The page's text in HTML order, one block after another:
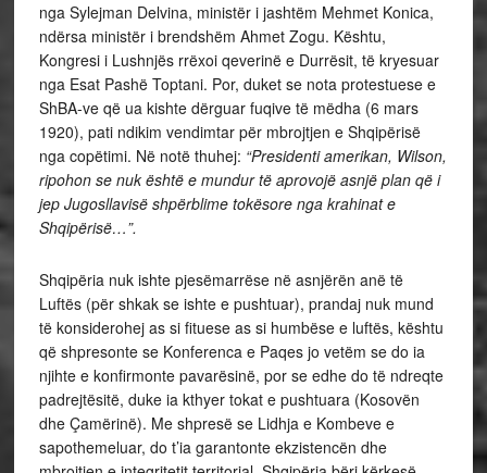
nga Sylejman Delvina, ministër i jashtëm Mehmet Konica,
ndërsa ministër i brendshëm Ahmet Zogu. Kështu,
Kongresi i Lushnjës rrëxoi qeverinë e Durrësit, të kryesuar
nga Esat Pashë Toptani. Por, duket se nota protestuese e
ShBA-ve që ua kishte dërguar fuqive të mëdha (6 mars
1920), pati ndikim vendimtar për mbrojtjen e Shqipërisë
nga copëtimi. Në notë thuhej: “Presidenti amerikan, Wilson,
ripohon se nuk është e mundur të aprovojë asnjë plan që i
jep Jugosllavisë shpërblime tokësore nga krahinat e
Shqipërisë…”.
Shqipëria nuk ishte pjesëmarrëse në asnjërën anë të
Luftës (për shkak se ishte e pushtuar), prandaj nuk mund
të konsiderohej as si fituese as si humbëse e luftës, kështu
që shpresonte se Konferenca e Paqes jo vetëm se do ia
njihte e konfirmonte pavarësinë, por se edhe do të ndreqte
padrejtësitë, duke ia kthyer tokat e pushtuara (Kosovën
dhe Çamërinë). Me shpresë se Lidhja e Kombeve e
sapothemeluar, do t’ia garantonte ekzistencën dhe